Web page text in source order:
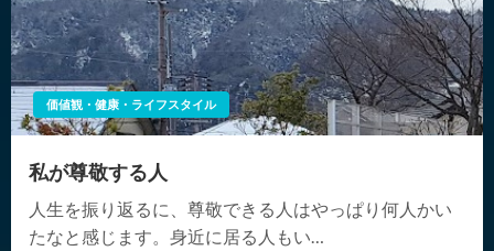
価値観・健康・ライフスタイル
私が尊敬する人
人生を振り返るに、尊敬できる人はやっぱり何人かい
たなと感じます。身近に居る人もい…